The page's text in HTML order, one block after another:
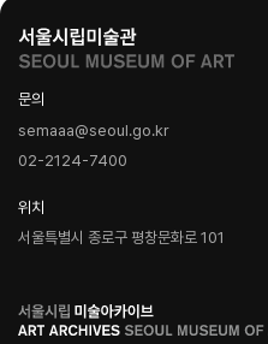
문의
semaaa@seoul.go.kr
02-2124-7400
위치
서울특별시 종로구 평창문화로 101
로
고